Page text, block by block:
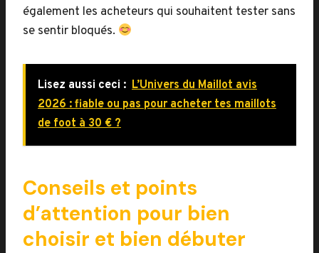
également les acheteurs qui souhaitent tester sans
se sentir bloqués.
Lisez aussi ceci : L’Univers du Maillot avis
2026 : fiable ou pas pour acheter tes maillots
de foot à 30 € ?
Conseils et points
d’attention pour bien
choisir et bien débuter